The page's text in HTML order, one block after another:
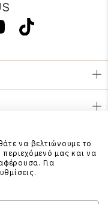
ΜΑΣ
να βελτιώνουμε το
μας και να
Για